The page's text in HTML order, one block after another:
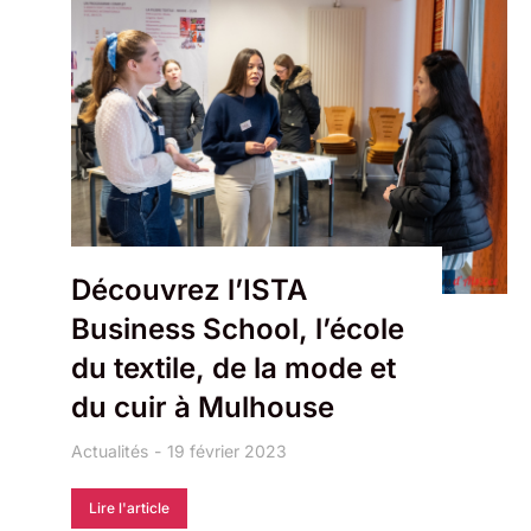
Découvrez l’ISTA
Business School, l’école
du textile, de la mode et
du cuir à Mulhouse
Actualités 19 février 2023
Lire l'article